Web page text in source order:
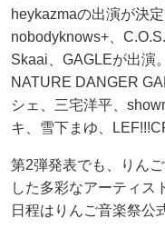
heykazmaの出演が決
nobodyknows+、
Skaai、GAGLEが出演
NATURE DANGER
シェ、三宅洋平、
キ、雪下まゆ、
第2弾発表でも、りん
した多彩なアーティス
日程はりんご音楽祭公